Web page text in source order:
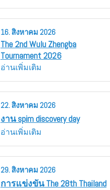
16.สิงหาคม 2026
The 2nd Wulu Zhengba
Tournament 2026
อ่านเพิ่มเติม
22.สิงหาคม 2026
งาน spim discovery day
อ่านเพิ่มเติม
29.สิงหาคม 2026
การแข่งขัน The 28th Thailand